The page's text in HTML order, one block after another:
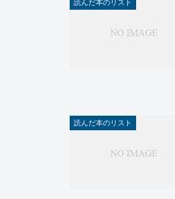
読んだ本のリスト